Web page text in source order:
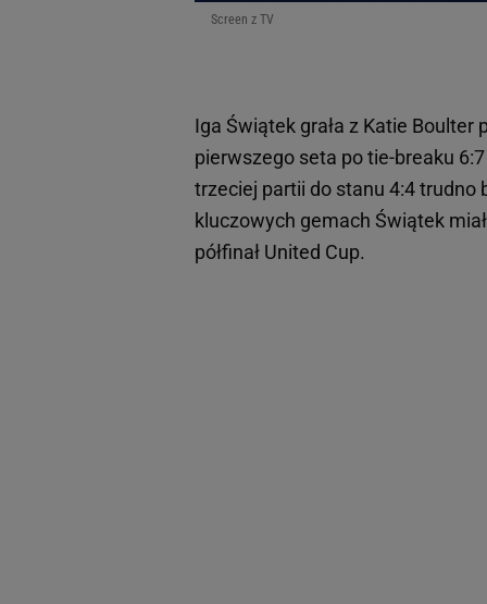
Screen z TV
Iga Świątek grała z Katie
pierwszego seta po tie-breaku
trzeciej partii do stanu 4:4 trudno
kluczowych gemach Świątek
półfinał United Cup.